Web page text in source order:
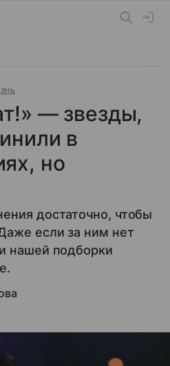
— звезды,
в
но
достаточно, чтобы
если за ним нет
нашей подборки